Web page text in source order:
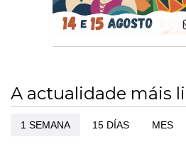
A actualidade máis
1 SEMANA 15 DÍAS MES